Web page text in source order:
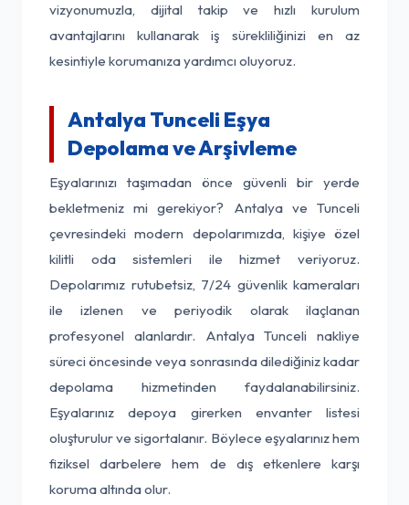
vizyonumuzla, dijital takip ve hızlı kurulum
avantajlarını kullanarak iş sürekliliğinizi en az
kesintiyle korumanıza yardımcı oluyoruz.
Antalya Tunceli Eşya
Depolama ve Arşivleme
Eşyalarınızı taşımadan önce güvenli bir yerde
bekletmeniz mi gerekiyor? Antalya ve Tunceli
çevresindeki modern depolarımızda, kişiye özel
kilitli oda sistemleri ile hizmet veriyoruz.
Depolarımız rutubetsiz, 7/24 güvenlik kameraları
ile izlenen ve periyodik olarak ilaçlanan
profesyonel alanlardır. Antalya Tunceli nakliye
süreci öncesinde veya sonrasında dilediğiniz kadar
depolama hizmetinden faydalanabilirsiniz.
Eşyalarınız depoya girerken envanter listesi
oluşturulur ve sigortalanır. Böylece eşyalarınız hem
fiziksel darbelere hem de dış etkenlere karşı
koruma altında olur.